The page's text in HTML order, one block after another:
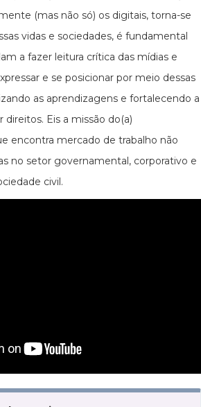
(mas não só) os digitais, torna-se
vidas e sociedades, é fundamental
a fazer leitura crítica das mídias e
e se posicionar por meio dessas
as aprendizagens e fortalecendo a
Eis a missão do(a)
encontra mercado de trabalho não
no setor governamental, corporativo e
civil.